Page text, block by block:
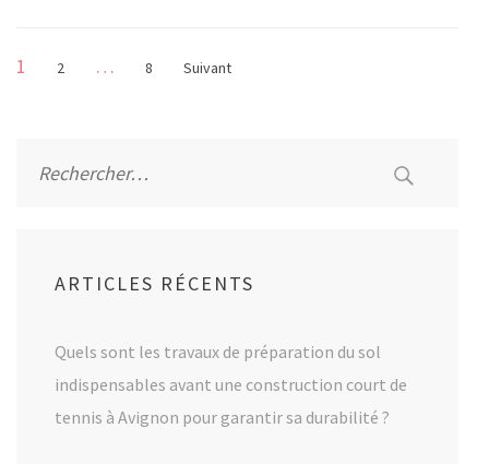
Pagination
Page
1 Page
2 … Page
8 Suivant
ARTICLES RÉCENTS
Quels sont les travaux de préparation du sol
indispensables avant une construction court de
tennis à Avignon pour garantir sa durabilité ?